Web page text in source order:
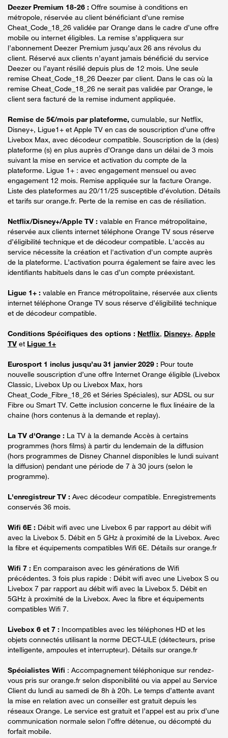
Deezer Premium 18-26 : Offre soumise à conditions en
métropole, réservée au client bénéficiant d’une remise
Cheat_Code_18_26 validée par Orange dans le cadre d’une offre
mobile ou internet éligibles. La remise s’appliquera sur
l’abonnement Deezer Premium jusqu’aux 26 ans révolus du
client. Réservé aux clients n’ayant jamais bénéficié du service
Deezer ou l’ayant résilié depuis plus de 12 mois. Une seule
remise Cheat_Code_18_26 Deezer par client. Dans le cas où la
remise Cheat_Code_18_26 ne serait pas validée par Orange, le
client sera facturé de la remise indument appliquée.
Remise de 5€/mois par plateforme, cumulable, sur Netflix,
Disney+, Ligue1+ et Apple TV en cas de souscription d’une offre
Livebox Max, avec décodeur compatible. Souscription de la (des)
plateforme (s) en plus auprès d’Orange dans un délai de 3 mois
suivant la mise en service et activation du compte de la
plateforme. Ligue 1+ : avec engagement mensuel ou avec
engagement 12 mois. Remise appliquée sur la facture Orange.
Liste des plateformes au 20/11/25 susceptible d’évolution. Détails
et tarifs sur orange.fr. Perte de la remise en cas de résiliation.
Netflix/Disney+/Apple TV : valable en France métropolitaine,
réservée aux clients internet téléphone Orange TV sous réserve
d’éligibilité technique et de décodeur compatible. L'accès au
service nécessite la création et l'activation d'un compte auprès
de la plateforme. L’activation pourra également se faire avec les
identifiants habituels dans le cas d’un compte préexistant.
Ligue 1+ : valable en France métropolitaine, réservée aux clients
internet téléphone Orange TV sous réserve d’éligibilité technique
et de décodeur compatible.
Conditions Spécifiques des options : Netflix, Disney+, Apple
TV et Ligue 1+
Eurosport 1 inclus jusqu’au 31 janvier 2029 : Pour toute
nouvelle souscription d’une offre Internet Orange éligible (Livebox
Classic, Livebox Up ou Livebox Max, hors
Cheat_Code_Fibre_18_26 et Séries Spéciales), sur ADSL ou sur
Fibre ou Smart TV. Cette inclusion concerne le flux linéaire de la
chaine (hors contenus à la demande et replay).
La TV d'Orange : La TV à la demande Accès à certains
programmes (hors films) à partir du lendemain de la diffusion
(hors programmes de Disney Channel disponibles le lundi suivant
la diffusion) pendant une période de 7 à 30 jours (selon le
programme).
L'enregistreur TV : Avec décodeur compatible. Enregistrements
conservés 36 mois.
Wifi 6E : Débit wifi avec une Livebox 6 par rapport au débit wifi
avec la Livebox 5. Débit en 5 GHz à proximité de la Livebox. Avec
la fibre et équipements compatibles Wifi 6E. Détails sur orange.fr
Wifi 7 : En comparaison avec les générations de Wifi
précédentes. 3 fois plus rapide : Débit wifi avec une Livebox S ou
Livebox 7 par rapport au débit wifi avec la Livebox 5. Débit en
5GHz à proximité de la Livebox. Avec la fibre et équipements
compatibles Wifi 7.
Livebox 6 et 7 : Incompatibles avec les téléphones HD et les
objets connectés utilisant la norme DECT-ULE (détecteurs, prise
intelligente, ampoules et interrupteur). Détails sur orange.fr
Spécialistes Wifi : Accompagnement téléphonique sur rendez-
vous pris sur orange.fr selon disponibilité ou via appel au Service
Client du lundi au samedi de 8h à 20h. Le temps d’attente avant
la mise en relation avec un conseiller est gratuit depuis les
réseaux Orange. Le service est gratuit et l’appel est au prix d’une
communication normale selon l’offre détenue, ou décompté du
forfait mobile.